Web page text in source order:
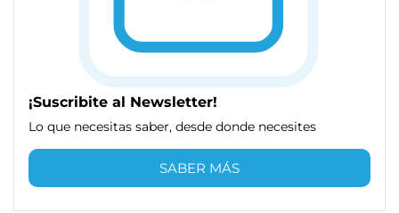
¡Suscribite al Newsletter!
Lo que necesitas saber, desde donde necesites
SABER MÁS